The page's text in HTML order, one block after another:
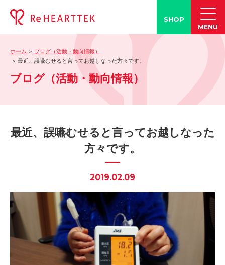
製品情報
-「タン練くん」
-ブログ
-学会発表情報
-メディア紹介事例
誤嚥・誤嚥性肺炎の知識
-誤嚥・誤嚥性肺炎とは
-誤嚥のQ&A(コラム)
-誤嚥・誤嚥性肺炎の予防策
会社情報
SHOP
MENU
ホーム
ブログ（活動・動向情報）
最近、誤嚥むせると言ってお越しなった方々です。
ブログ（活動・動向情報）
最近、誤嚥むせると言ってお越しなった
方々です。
2019.02.09